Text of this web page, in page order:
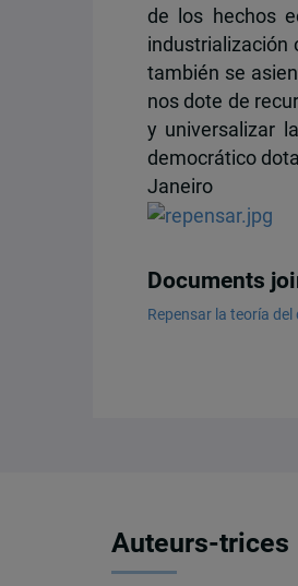
de los hechos
industrialización
también se
nos dote de
y universalizar
democrático
Janeiro
Documents
Repensar la teoría
Auteurs-trices